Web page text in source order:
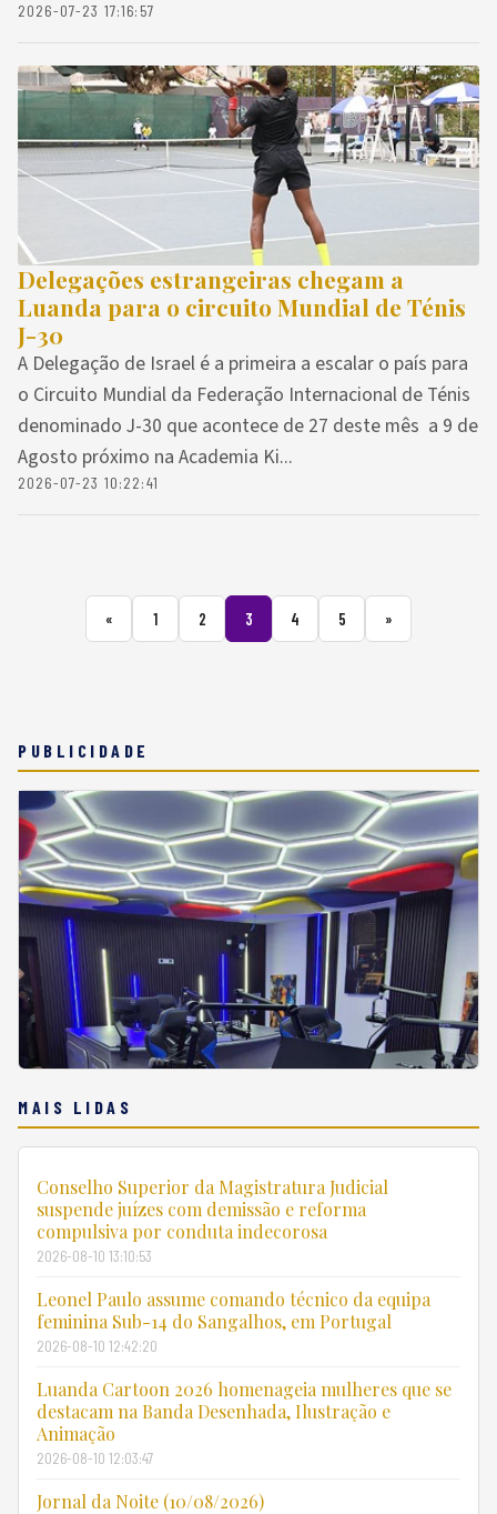
2026-07-23 17:16:57
Delegações estrangeiras chegam a
Luanda para o circuito Mundial de Ténis
J-30
A Delegação de Israel é a primeira a escalar o país para
o Circuito Mundial da Federação Internacional de Ténis
denominado J-30 que acontece de 27 deste mês a 9 de
Agosto próximo na Academia Ki...
2026-07-23 10:22:41
« 1 2 3 4 5 »
PUBLICIDADE
MAIS LIDAS
Conselho Superior da Magistratura Judicial
suspende juízes com demissão e reforma
compulsiva por conduta indecorosa
2026-08-10 13:10:53
Leonel Paulo assume comando técnico da equipa
feminina Sub-14 do Sangalhos, em Portugal
2026-08-10 12:42:20
Luanda Cartoon 2026 homenageia mulheres que se
destacam na Banda Desenhada, Ilustração e
Animação
2026-08-10 12:03:47
Jornal da Noite (10/08/2026)